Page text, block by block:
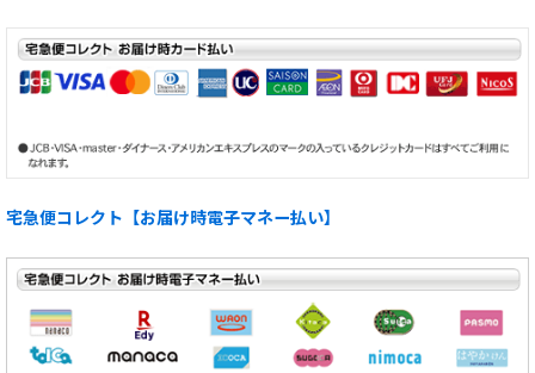
宅急便コレクト【お届け時電子マネー払い】